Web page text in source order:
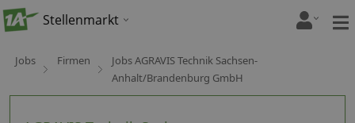
Stellenmarkt
Jobs Firmen
Jobs AGRAVIS Technik Sachsen-
Anhalt/Brandenburg GmbH